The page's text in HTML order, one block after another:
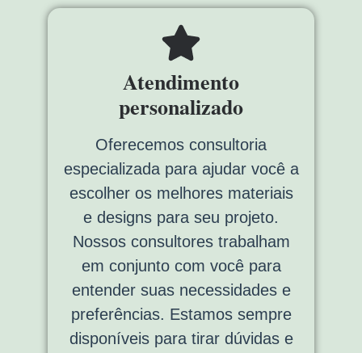
Atendimento
personalizado
Oferecemos consultoria
especializada para ajudar você a
escolher os melhores materiais
e designs para seu projeto.
Nossos consultores trabalham
em conjunto com você para
entender suas necessidades e
preferências. Estamos sempre
disponíveis para tirar dúvidas e